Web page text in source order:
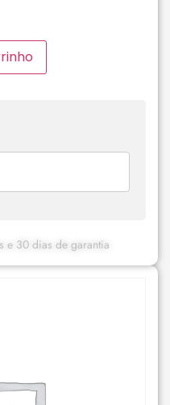
e 30 dias de garantia